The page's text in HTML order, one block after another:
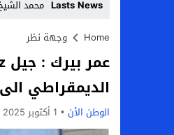
Lasts News محمد
Stop
Previous
Next
Home وجهة نظر
الديمقراطي
الوطن الأن 1 أكتوبر 2025